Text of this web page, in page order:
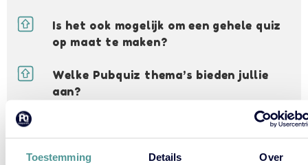
Toestemming Details Over
Is het ook mogelijk om een gehele quiz
op maat te maken?
Welke Pubquiz thema’s bieden jullie
aan?
Kan ik de Pubquiz combineren met